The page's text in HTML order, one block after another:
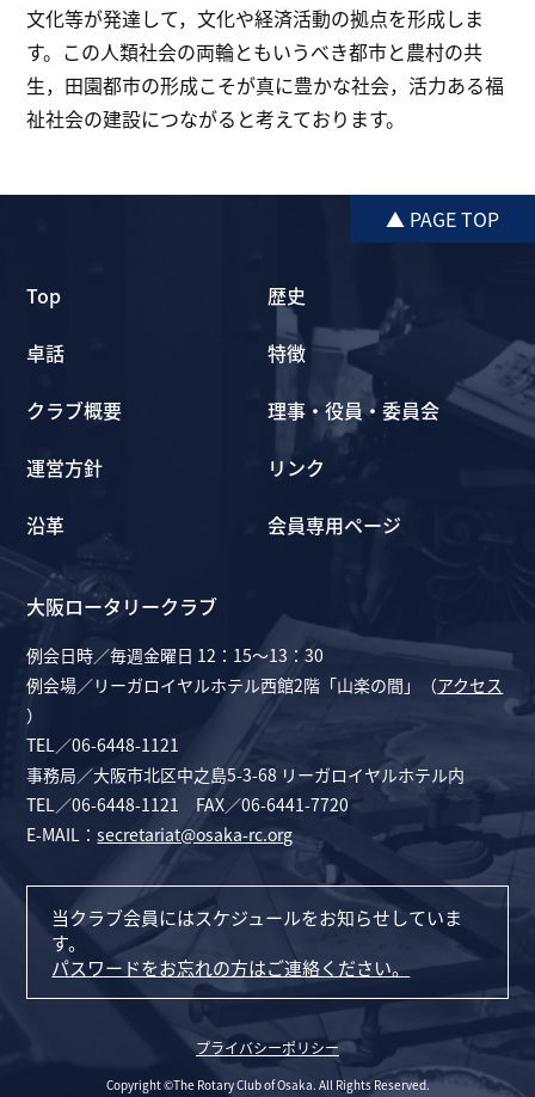
文化等が発達して，文化や経済活動の拠点を形成しま
す。この人類社会の両輪ともいうべき都市と農村の共
生，田園都市の形成こそが真に豊かな社会，活力ある福
祉社会の建設につながると考えております。
▲ PAGE TOP
Top
卓話
クラブ概要
運営方針
沿革
歴史
特徴
理事・役員・委員会
リンク
会員専用ページ
大阪ロータリークラブ
例会日時／毎週金曜日 12：15～13：30
例会場／リーガロイヤルホテル西館2階「山楽の間」（アクセス
）
TEL／06-6448-1121
事務局／大阪市北区中之島5-3-68 リーガロイヤルホテル内
TEL／06-6448-1121 FAX／06-6441-7720
E-MAIL：secretariat@osaka-rc.org
当クラブ会員にはスケジュールをお知らせしていま
す。
パスワードをお忘れの方はご連絡ください。
プライバシーポリシー
Copyright ©The Rotary Club of Osaka. All Rights Reserved.